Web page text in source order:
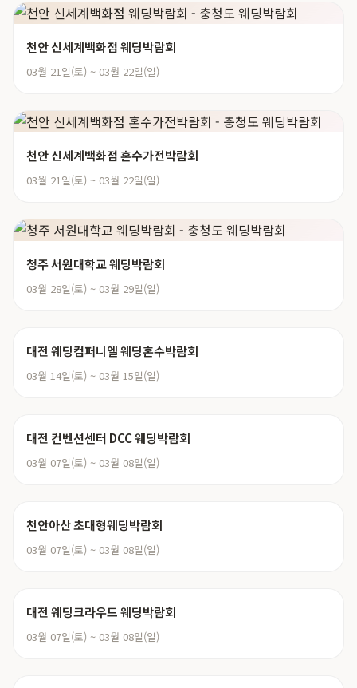
천안 신세계백화점 웨딩박람회
03월 21일(토) ~ 03월 22일(일)
천안 신세계백화점 혼수가전박람회
03월 21일(토) ~ 03월 22일(일)
청주 서원대학교 웨딩박람회
03월 28일(토) ~ 03월 29일(일)
대전 웨딩컴퍼니엘 웨딩혼수박람회
03월 14일(토) ~ 03월 15일(일)
대전 컨벤션센터 DCC 웨딩박람회
03월 07일(토) ~ 03월 08일(일)
천안아산 초대형웨딩박람회
03월 07일(토) ~ 03월 08일(일)
대전 웨딩크라우드 웨딩박람회
03월 07일(토) ~ 03월 08일(일)